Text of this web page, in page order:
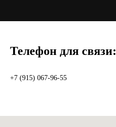
Телефон для связи:
+7 (915) 067-96-55